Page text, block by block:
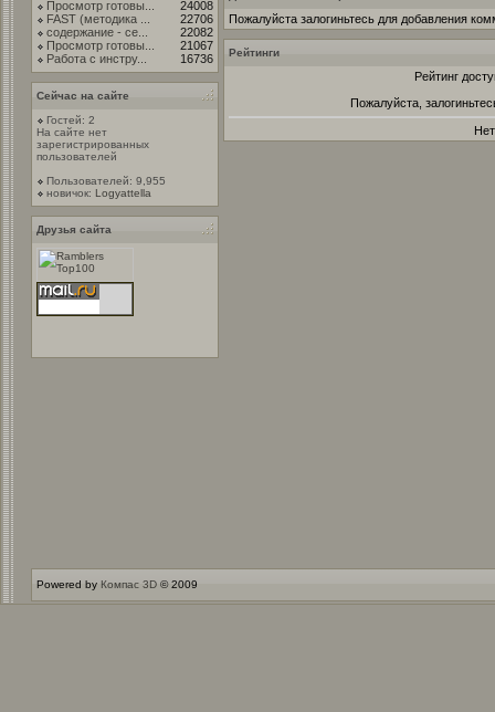
Просмотр готовы...
24008
FAST (методика ...
22706
содержание - се...
22082
Просмотр готовы...
21067
Работа с инстру...
16736
Сейчас на сайте
Гостей: 2
На сайте нет
зарегистрированных
пользователей
Пользователей: 9,955
новичок: Logyattella
Друзья сайта
Пожалуйста залогиньтесь для добавления
Рейтинги
Рейтинг
Пожалуйста,
Powered by Компас 3D © 2009